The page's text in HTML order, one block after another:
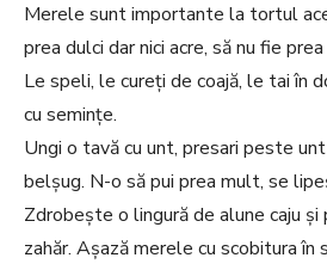
Merele sunt importante la tortul
prea dulci dar nici acre, să nu fie
Le speli, le cureți de coajă, le tai în
cu semințe.
Ungi o tavă cu unt, presari peste unt
belșug. N-o să pui prea mult, se
Zdrobește o lingură de alune caju
zahăr. Așază merele cu scobitura în